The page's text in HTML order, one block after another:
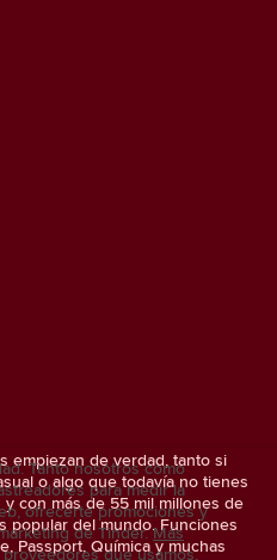
empiezan de verdad, tanto si
o algo que todavía no tienes
con más de 55 mil millones de
popular del mundo. Funciones
Passport, Química y muchas
Tanto nosotros como
para medir la
ofrecerte promociones y
de Tinder. Más
que usamos.